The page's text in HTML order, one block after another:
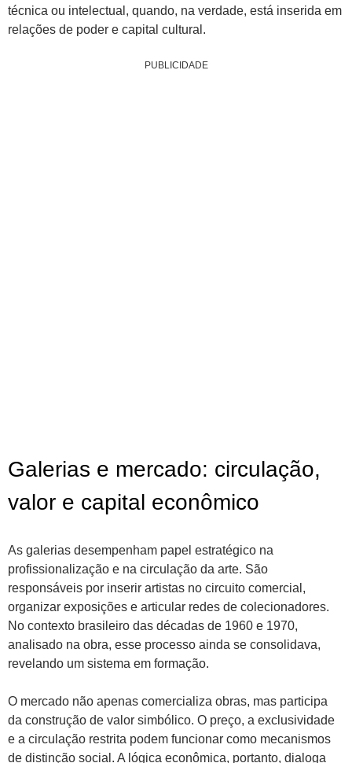
técnica ou intelectual, quando, na verdade, está inserida em
relações de poder e capital cultural.
PUBLICIDADE
Galerias e mercado: circulação,
valor e capital econômico
As galerias desempenham papel estratégico na
profissionalização e na circulação da arte. São
responsáveis por inserir artistas no circuito comercial,
organizar exposições e articular redes de colecionadores.
No contexto brasileiro das décadas de 1960 e 1970,
analisado na obra, esse processo ainda se consolidava,
revelando um sistema em formação.
O mercado não apenas comercializa obras, mas participa
da construção de valor simbólico. O preço, a exclusividade
e a circulação restrita podem funcionar como mecanismos
de distinção social. A lógica econômica, portanto, dialoga